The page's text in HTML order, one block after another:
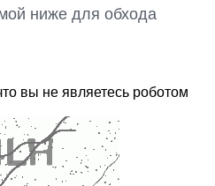
ниже для обхода
вы не являетесь роботом